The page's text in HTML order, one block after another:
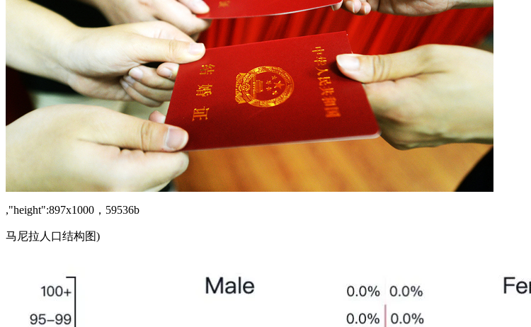
,"height":897x1000，59536b
马尼拉人口结构图)